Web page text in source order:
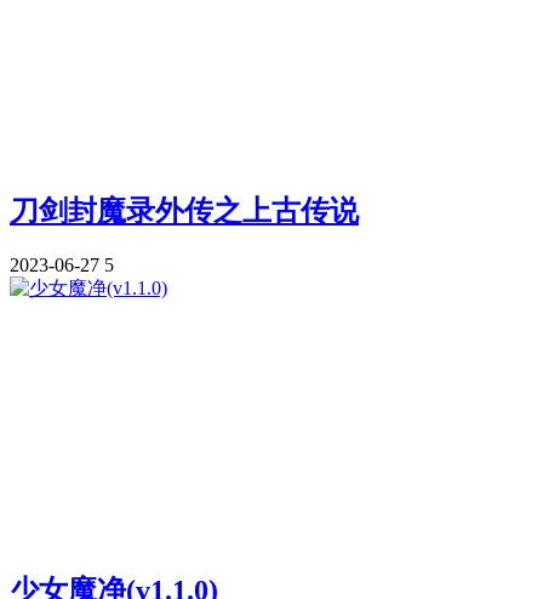
刀剑封魔录外传之上古传说
2023-06-27 5
少女魔净(v1.1.0)